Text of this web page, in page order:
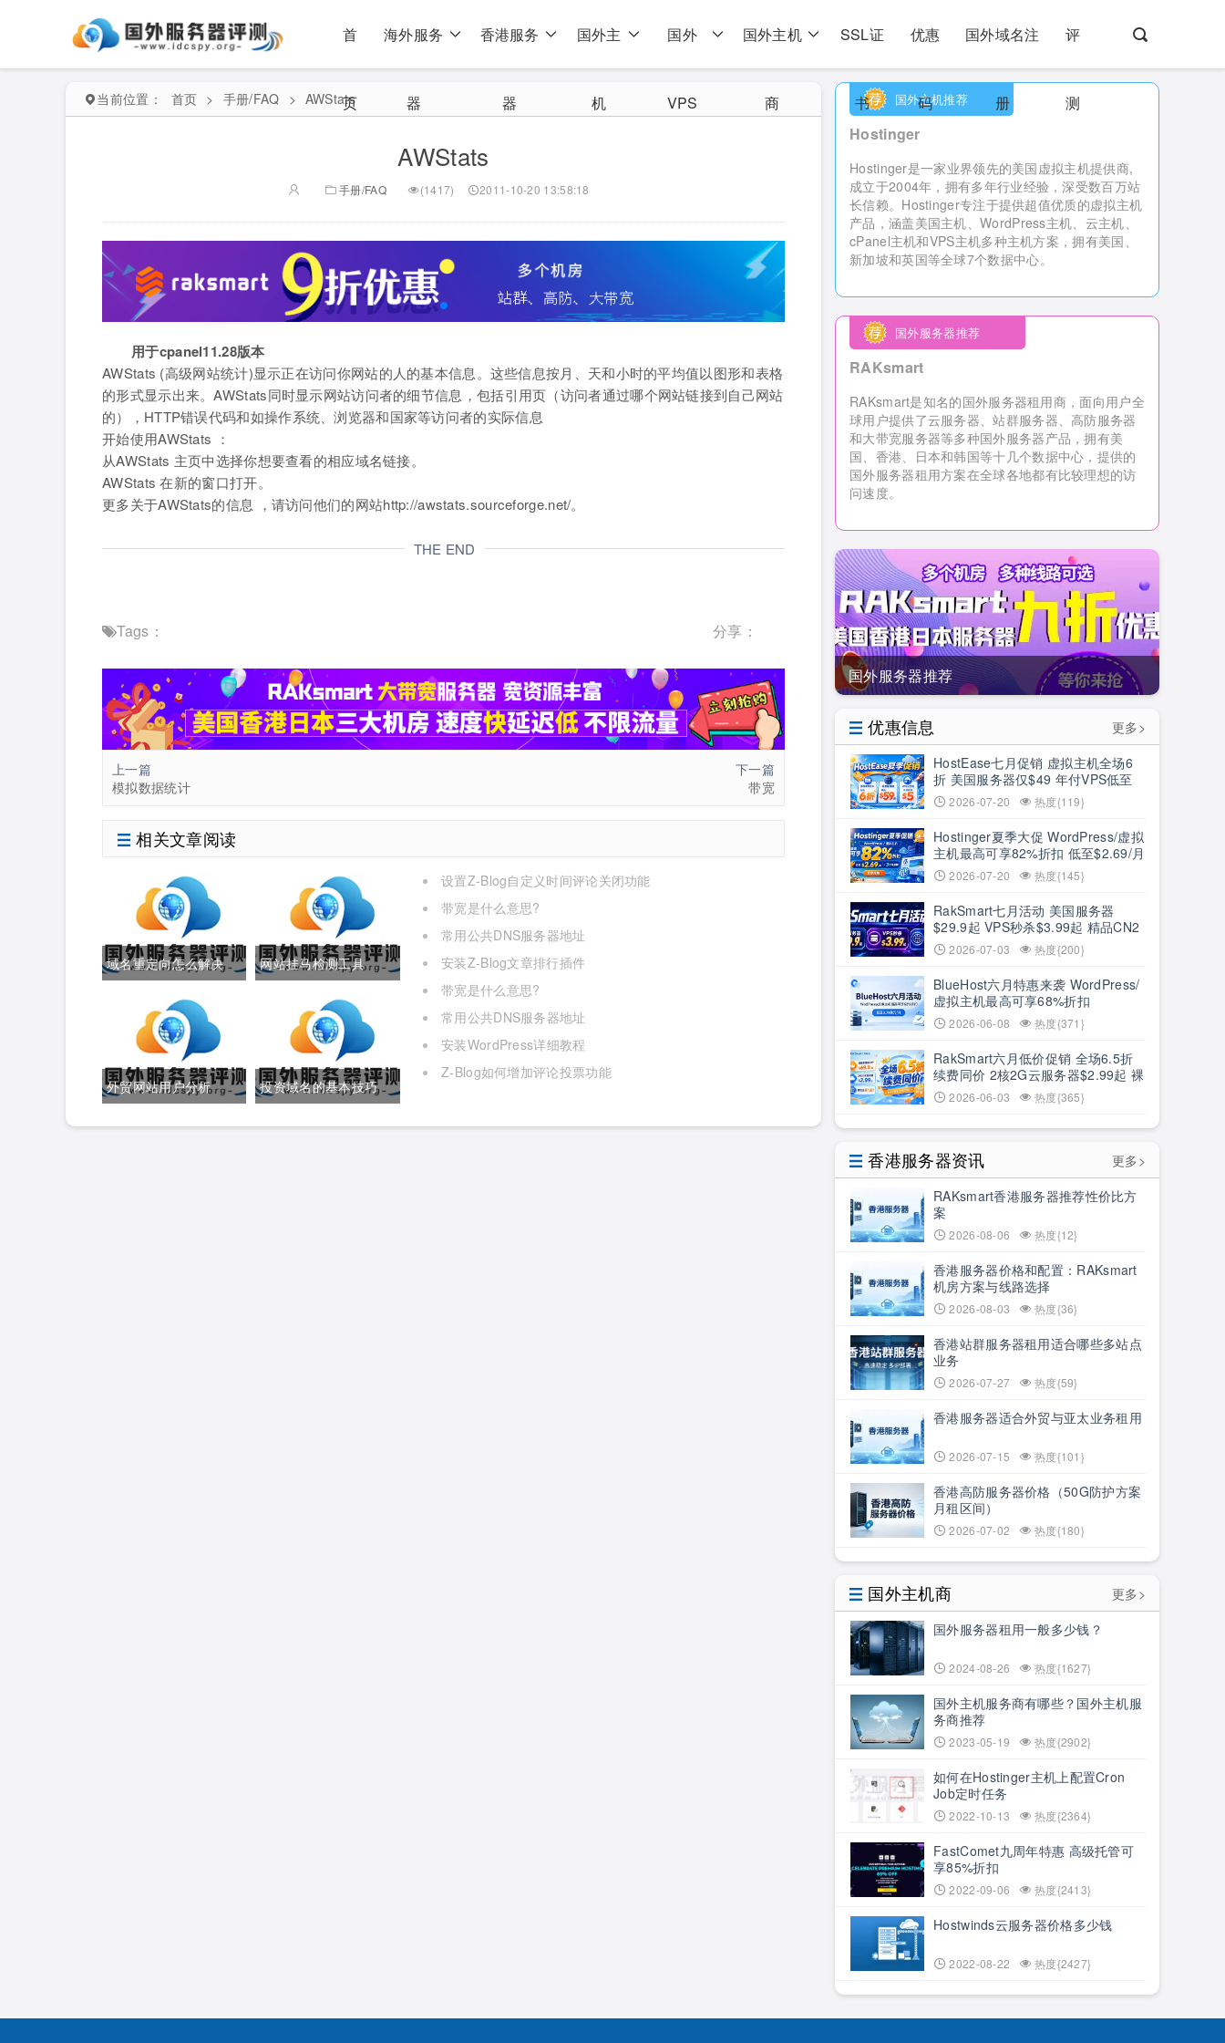
首
页
海外服务
器
香港服务
器
国外主
机
国外
VPS
国外主机
商
SSL证
书
优惠
码
国外域名注
册
评
测
当前位置： 首页 > 手册/FAQ > AWStats
AWStats
手册/FAQ (1417) 2011-10-20 13:58:18
用于cpanel11.28版本
AWStats (高级网站统计)显示正在访问你网站的人的基本信息。这些信息按月、天和小时的平均值以图形和表格
的形式显示出来。AWStats同时显示网站访问者的细节信息，包括引用页（访问者通过哪个网站链接到自己网站
的），HTTP错误代码和如操作系统、浏览器和国家等访问者的实际信息
开始使用AWStats ：
从AWStats 主页中选择你想要查看的相应域名链接。
AWStats 在新的窗口打开。
更多关于AWStats的信息 ，请访问他们的网站http://awstats.sourceforge.net/。
THE END
Tags： 分享：
上一篇
模拟数据统计
下一篇
带宽
相关文章阅读
域名重定向怎么解决 网站挂马检测工具
外贸网站用户分析 投资域名的基本技巧
设置Z-Blog自定义时间评论关闭功能
带宽是什么意思?
常用公共DNS服务器地址
安装Z-Blog文章排行插件
带宽是什么意思?
常用公共DNS服务器地址
安装WordPress详细教程
Z-Blog如何增加评论投票功能
国外主机推荐
Hostinger
Hostinger是一家业界领先的美国虚拟主机提供商,
成立于2004年，拥有多年行业经验，深受数百万站
长信赖。Hostinger专注于提供超值优质的虚拟主机
产品，涵盖美国主机、WordPress主机、云主机、
cPanel主机和VPS主机多种主机方案，拥有美国、
新加坡和英国等全球7个数据中心。
国外服务器推荐
RAKsmart
RAKsmart是知名的国外服务器租用商，面向用户全
球用户提供了云服务器、站群服务器、高防服务器
和大带宽服务器等多种国外服务器产品，拥有美
国、香港、日本和韩国等十几个数据中心，提供的
国外服务器租用方案在全球各地都有比较理想的访
问速度。
国外服务器推荐
优惠信息
更多>
HostEase七月促销 虚拟主机全场6
折 美国服务器仅$49 年付VPS低至
$34.9 RTX5090新购立减$100
2026-07-20 热度{119}
Hostinger夏季大促 WordPress/虚拟
主机最高可享82%折扣 低至$2.69/月
+3个月赠期
2026-07-20 热度{145}
RakSmart七月活动 美国服务器
$29.9起 VPS秒杀$3.99起 精品CN2
低至6.5折
2026-07-03 热度{200}
BlueHost六月特惠来袭 WordPress/
虚拟主机最高可享68%折扣
2026-06-08 热度{371}
RakSmart六月低价促销 全场6.5折
续费同价 2核2G云服务器$2.99起 裸
机云买1送1
2026-06-03 热度{365}
香港服务器资讯
更多>
RAKsmart香港服务器推荐性价比方
案
2026-08-06 热度{12}
香港服务器价格和配置：RAKsmart
机房方案与线路选择
2026-08-03 热度{36}
香港站群服务器租用适合哪些多站点
业务
2026-07-27 热度{59}
香港服务器适合外贸与亚太业务租用
2026-07-15 热度{101}
香港高防服务器价格（50G防护方案
月租区间）
2026-07-02 热度{180}
国外主机商
更多>
国外服务器租用一般多少钱？
2024-08-26 热度{1627}
国外主机服务商有哪些？国外主机服
务商推荐
2023-05-19 热度{2902}
如何在Hostinger主机上配置Cron
Job定时任务
2022-10-13 热度{2364}
FastComet九周年特惠 高级托管可
享85%折扣
2022-09-06 热度{2413}
Hostwinds云服务器价格多少钱
2022-08-22 热度{2427}